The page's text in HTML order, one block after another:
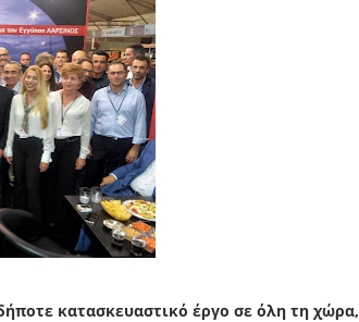
κατασκευαστικό έργο σε όλη τη χώρα,